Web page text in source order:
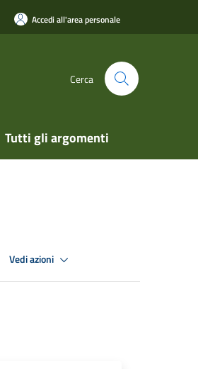
Accedi all'area personale
Cerca
Tutti gli argomenti
Vedi azioni